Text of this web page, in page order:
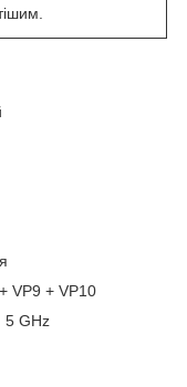
VP9 + VP10
5 GHz